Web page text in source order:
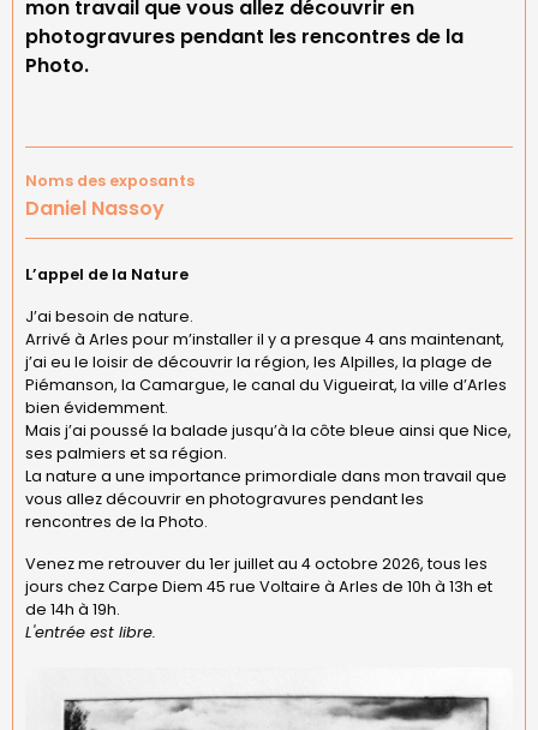
mon travail que vous allez découvrir en
photogravures pendant les rencontres de la
Photo.
Noms des exposants
Daniel Nassoy
L’appel de la Nature
J’ai besoin de nature.
Arrivé à Arles pour m’installer il y a presque 4 ans maintenant,
j’ai eu le loisir de découvrir la région, les Alpilles, la plage de
Piémanson, la Camargue, le canal du Vigueirat, la ville d’Arles
bien évidemment.
Mais j’ai poussé la balade jusqu’à la côte bleue ainsi que Nice,
ses palmiers et sa région.
La nature a une importance primordiale dans mon travail que
vous allez découvrir en photogravures pendant les
rencontres de la Photo.
Venez me retrouver du 1er juillet au 4 octobre 2026, tous les
jours chez Carpe Diem 45 rue Voltaire à Arles de 10h à 13h et
de 14h à 19h.
L'entrée est libre.